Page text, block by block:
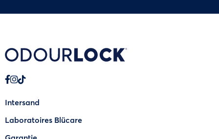
Intersand
Laboratoires Blücare